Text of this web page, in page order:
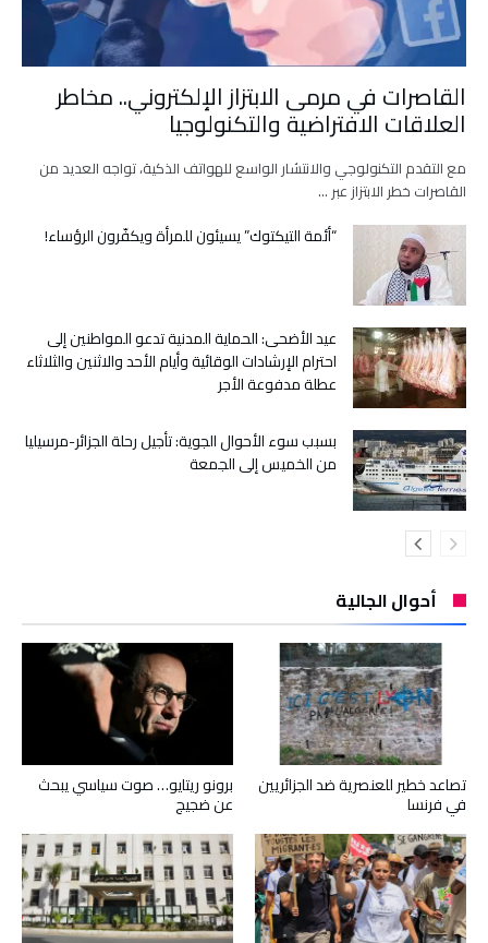
القاصرات في مرمى الابتزاز الإلكتروني.. مخاطر
العلاقات الافتراضية والتكنولوجيا
مع التقدم التكنولوجي والانتشار الواسع للهواتف الذكية، تواجه العديد من
القاصرات خطر الابتزاز عبر …
“أئمة التيكتوك” يسيئون للمرأة ويكفّرون الرؤساء!
عيد الأضحى: الحماية المدنية تدعو المواطنين إلى
احترام الإرشادات الوقائية وأيام الأحد والاثنين والثلاثاء
عطلة مدفوعة الأجر
بسبب سوء الأحوال الجوية: تأجيل رحلة الجزائر-مرسيليا
من الخميس إلى الجمعة
أحوال الجالية
برونو ريتايو… صوت سياسي يبحث
عن ضجيج
تصاعد خطير للعنصرية ضد الجزائريين
في فرنسا